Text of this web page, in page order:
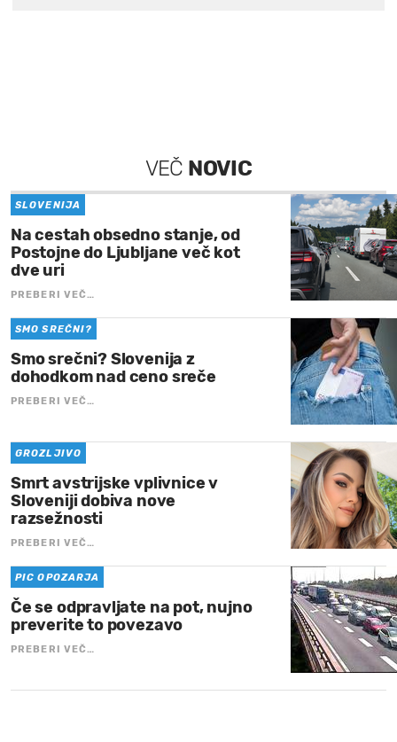
VEČ NOVIC
SLOVENIJA
Na cestah obsedno stanje, od
Postojne do Ljubljane več kot
dve uri
PREBERI VEČ…
SMO SREČNI?
Smo srečni? Slovenija z
dohodkom nad ceno sreče
PREBERI VEČ…
GROZLJIVO
Smrt avstrijske vplivnice v
Sloveniji dobiva nove
razsežnosti
PREBERI VEČ…
PIC OPOZARJA
Če se odpravljate na pot, nujno
preverite to povezavo
PREBERI VEČ…